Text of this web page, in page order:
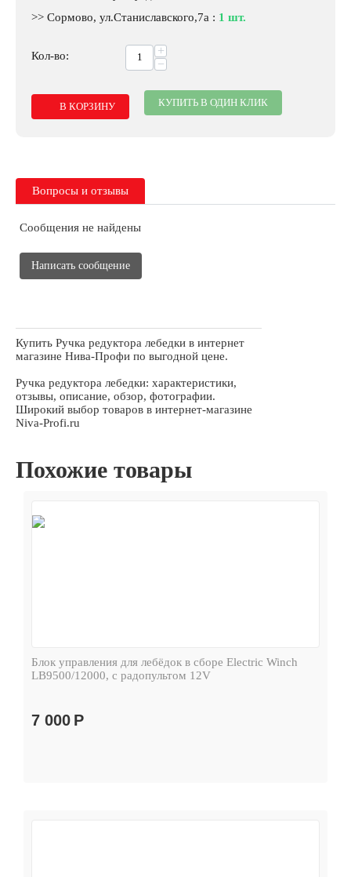
>> Сормово, ул.Станиславского,7а : 1 шт.
Кол-во:
+
−
В КОРЗИНУ КУПИТЬ В ОДИН КЛИК
Вопросы и отзывы
Сообщения не найдены
Написать сообщение
Купить Ручка редуктора лебедки в интернет
магазине Нива-Профи по выгодной цене.
Ручка редуктора лебедки: характеристики,
отзывы, описание, обзор, фотографии.
Широкий выбор товаров в интернет-магазине
Niva-Profi.ru
Похожие товары
Блок управления для лебёдок в сборе Electric Winch
LB9500/12000, с радопультом 12V
7 000 Р